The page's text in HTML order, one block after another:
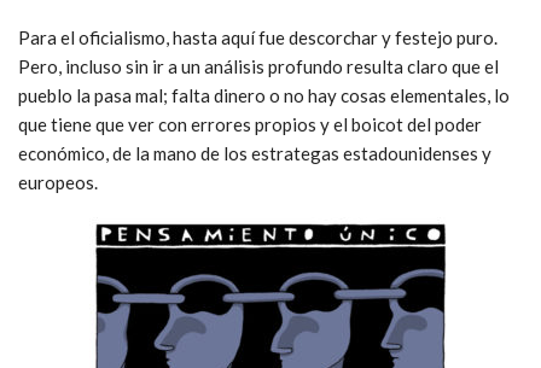
Para el oficialismo, hasta aquí fue descorchar y festejo puro.
Pero, incluso sin ir a un análisis profundo resulta claro que el
pueblo la pasa mal; falta dinero o no hay cosas elementales, lo
que tiene que ver con errores propios y el boicot del poder
económico, de la mano de los estrategas estadounidenses y
europeos.